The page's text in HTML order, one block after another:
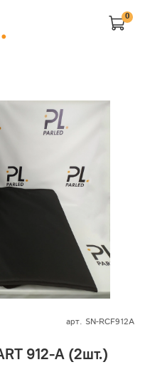
0
арт. SN-RCF912A
912-A (2шт.)